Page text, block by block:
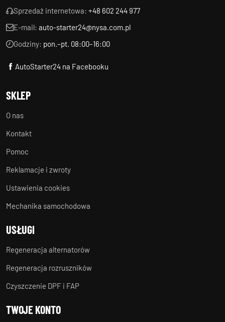
Sprzedaż internetowa: +48 602 244 977
E-mail: auto-starter24@nysa.com.pl
Godziny: pon.–pt. 08:00–16:00
AutoStarter24 na Facebooku
SKLEP
O nas
Kontakt
Pomoc
Reklamacje i zwroty
Ustawienia cookies
Mechanika samochodowa
USŁUGI
Regeneracja alternatorów
Regeneracja rozruszników
Czyszczenie DPF i FAP
TWOJE KONTO